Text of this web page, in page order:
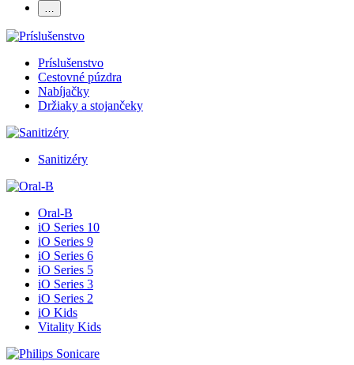
…
Príslušenstvo
Cestovné púzdra
Nabíjačky
Držiaky a stojančeky
Sanitizéry
Oral-B
iO Series 10
iO Series 9
iO Series 6
iO Series 5
iO Series 3
iO Series 2
iO Kids
Vitality Kids